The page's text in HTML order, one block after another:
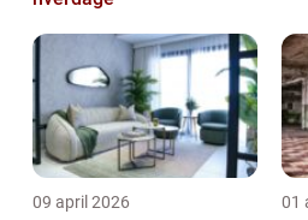
09 april 2026 01